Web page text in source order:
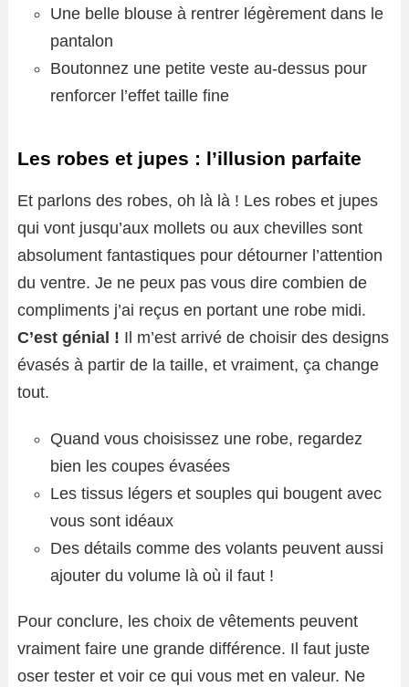
Une belle blouse à rentrer légèrement dans le
pantalon
Boutonnez une petite veste au-dessus pour
renforcer l’effet taille fine
Les robes et jupes : l’illusion parfaite
Et parlons des robes, oh là là ! Les robes et jupes
qui vont jusqu’aux mollets ou aux chevilles sont
absolument fantastiques pour détourner l’attention
du ventre. Je ne peux pas vous dire combien de
compliments j’ai reçus en portant une robe midi.
C’est génial ! Il m’est arrivé de choisir des designs
évasés à partir de la taille, et vraiment, ça change
tout.
Quand vous choisissez une robe, regardez
bien les coupes évasées
Les tissus légers et souples qui bougent avec
vous sont idéaux
Des détails comme des volants peuvent aussi
ajouter du volume là où il faut !
Pour conclure, les choix de vêtements peuvent
vraiment faire une grande différence. Il faut juste
oser tester et voir ce qui vous met en valeur. Ne